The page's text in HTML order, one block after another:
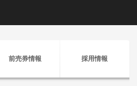
前売券情報 採用情報